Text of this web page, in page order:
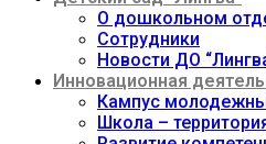
О дошкольном
Сотрудники
Новости ДО
Инновационная
Кампус
Школа –